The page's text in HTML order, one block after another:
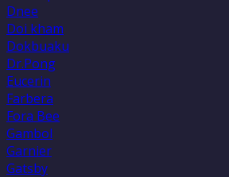
Dnee
Doi kham
Dokbuaku
Dr.Pong
Eucerin
Farbera
Fora Bee
Gambol
Garnier
Gatsby